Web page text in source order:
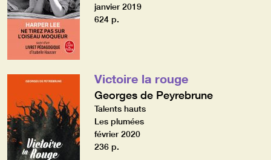
janvier 2019
624 p.
Victoire la rouge
Georges de Peyrebrune
Talents hauts
Les plumées
février 2020
236 p.